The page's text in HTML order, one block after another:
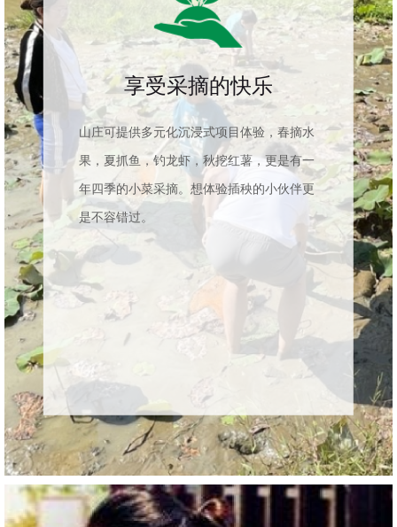
享受采摘的快乐
山庄可提供多元化沉浸式项目体验，春摘水
果，夏抓鱼，钓龙虾，秋挖红薯，更是有一
年四季的小菜采摘。想体验插秧的小伙伴更
是不容错过。